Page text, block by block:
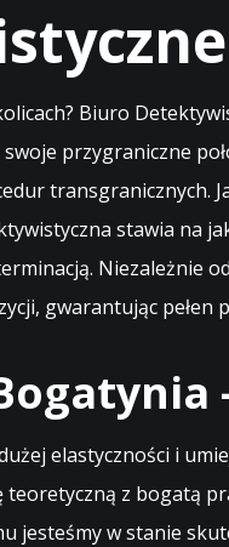
Biuro
przygraniczne
stawia na
Niezależnie
gwarantując pełen
elastyczności i
z bogatą
jesteśmy w stanie